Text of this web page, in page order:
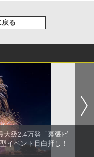
戻る
大級2.4万発「幕張ビ
イベント目白押し！